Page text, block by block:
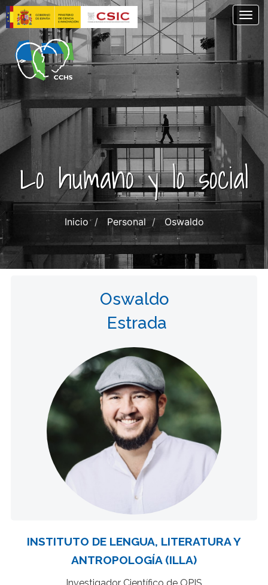
Pasar
al
contenido
principal
Lo humano y lo social
Inicio Personal Oswaldo
Oswaldo
Estrada
INSTITUTO DE LENGUA, LITERATURA Y
ANTROPOLOGÍA (ILLA)